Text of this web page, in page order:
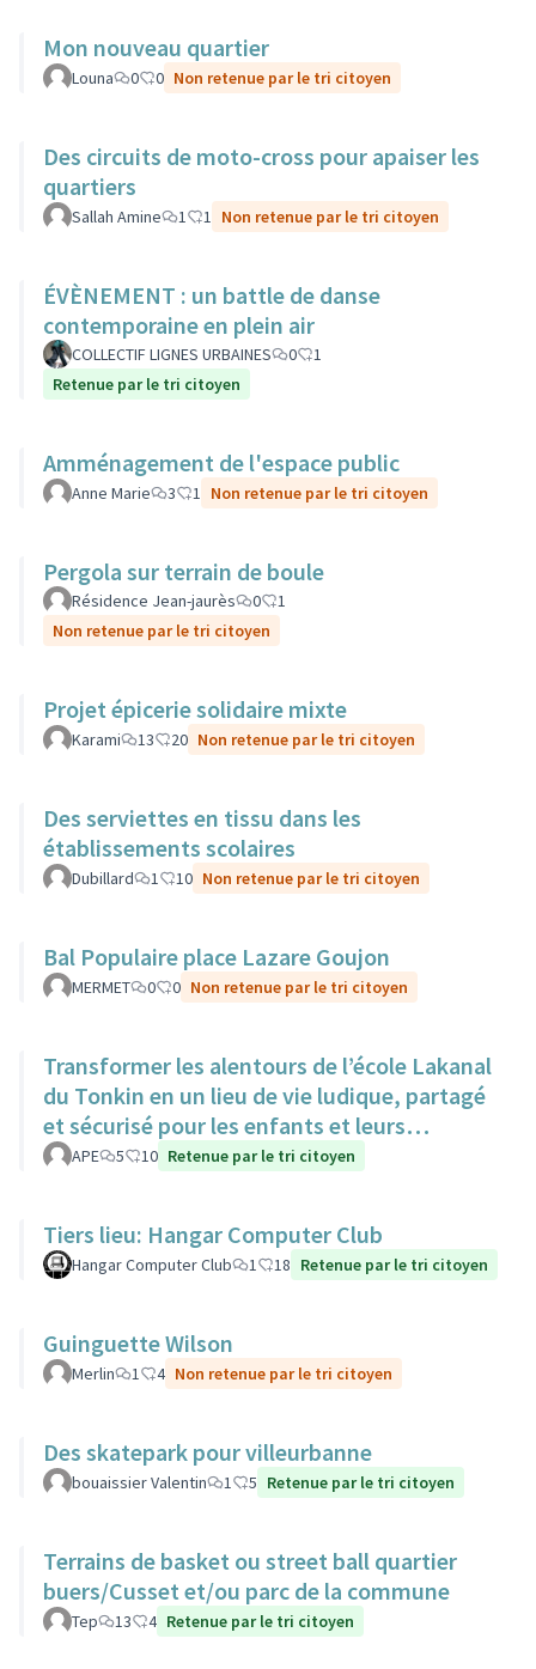
Mon nouveau quartier
Louna 0 0 Non retenue par le tri citoyen
Des circuits de moto-cross pour apaiser les
quartiers
Sallah Amine 1 1 Non retenue par le tri citoyen
ÉVÈNEMENT : un battle de danse
contemporaine en plein air
COLLECTIF LIGNES URBAINES 0
1
Retenue par le tri citoyen
Amménagement de l'espace public
Anne Marie 3 1 Non retenue par le tri citoyen
Pergola sur terrain de boule
Résidence Jean-jaurès 0
1
Non retenue par le tri citoyen
Projet épicerie solidaire mixte
Karami 13 20 Non retenue par le tri citoyen
Des serviettes en tissu dans les
établissements scolaires
Dubillard 1 10 Non retenue par le tri citoyen
Bal Populaire place Lazare Goujon
MERMET 0 0 Non retenue par le tri citoyen
Transformer les alentours de l’école Lakanal
du Tonkin en un lieu de vie ludique, partagé
et sécurisé pour les enfants et leurs
familles.
APE 5 10 Retenue par le tri citoyen
Tiers lieu: Hangar Computer Club
Hangar Computer Club 1 18 Retenue par le tri citoyen
Guinguette Wilson
Merlin 1 4 Non retenue par le tri citoyen
Des skatepark pour villeurbanne
bouaissier Valentin 1 5 Retenue par le tri citoyen
Terrains de basket ou street ball quartier
buers/Cusset et/ou parc de la commune
Tep 13 4 Retenue par le tri citoyen